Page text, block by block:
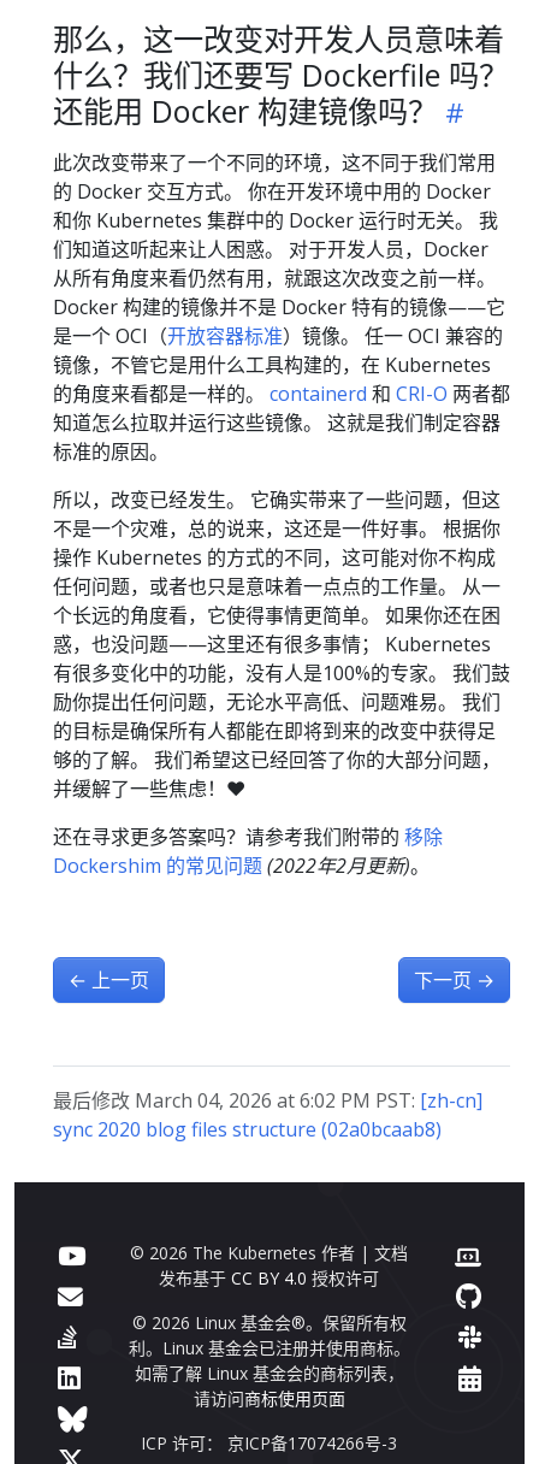
那么，这一改变对开发人员意味着
什么？我们还要写 Dockerfile 吗？
还能用 Docker 构建镜像吗？
此次改变带来了一个不同的环境，这不同于我们常用
的 Docker 交互方式。 你在开发环境中用的 Docker
和你 Kubernetes 集群中的 Docker 运行时无关。 我
们知道这听起来让人困惑。 对于开发人员，Docker
从所有角度来看仍然有用，就跟这次改变之前一样。
Docker 构建的镜像并不是 Docker 特有的镜像——它
是一个 OCI（开放容器标准）镜像。 任一 OCI 兼容的
镜像，不管它是用什么工具构建的，在 Kubernetes
的角度来看都是一样的。 containerd 和 CRI-O 两者都
知道怎么拉取并运行这些镜像。 这就是我们制定容器
标准的原因。
所以，改变已经发生。 它确实带来了一些问题，但这
不是一个灾难，总的说来，这还是一件好事。 根据你
操作 Kubernetes 的方式的不同，这可能对你不构成
任何问题，或者也只是意味着一点点的工作量。 从一
个长远的角度看，它使得事情更简单。 如果你还在困
惑，也没问题——这里还有很多事情； Kubernetes
有很多变化中的功能，没有人是100%的专家。 我们鼓
励你提出任何问题，无论水平高低、问题难易。 我们
的目标是确保所有人都能在即将到来的改变中获得足
够的了解。 我们希望这已经回答了你的大部分问题，
并缓解了一些焦虑！❤️
还在寻求更多答案吗？请参考我们附带的 移除
Dockershim 的常见问题(2022年2月更新)。
← 上一页 下一页 →
最后修改 March 04, 2026 at 6:02 PM PST: [zh-cn]
sync 2020 blog files structure (02a0bcaab8)
© 2026 The Kubernetes 作者 | 文档
发布基于CC BY 4.0 授权许可
© 2026 Linux 基金会®。保留所有权
利。Linux 基金会已注册并使用商标。
如需了解 Linux 基金会的商标列表，
请访问商标使用页面
ICP 许可： 京ICP备17074266号-3